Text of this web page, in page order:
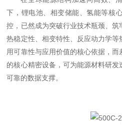
下，锂电池、相变储能、氢能等核
控，已然成为突破行业技术瓶颈、筑
热稳定性、相变特性、反应动力学等
用可靠性与应用价值的核心依据，
的核心精密设备，可为能源材料研发
可靠的数据支撑。